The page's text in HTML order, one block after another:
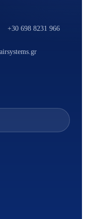
+30 698 8231 966